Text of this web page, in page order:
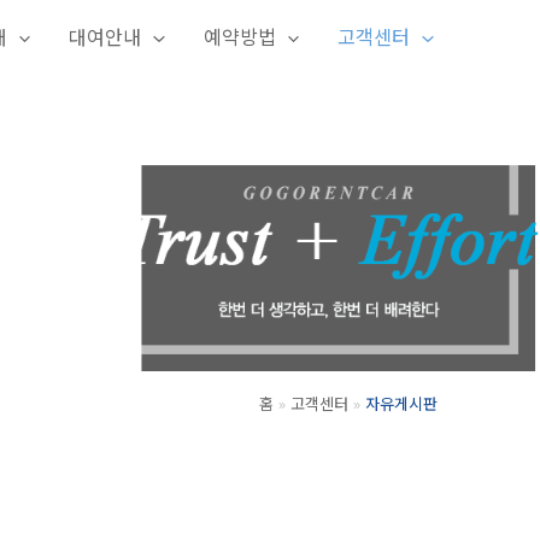
대여안내 예약방법 고객센터
홈 고객센터 자유게시판